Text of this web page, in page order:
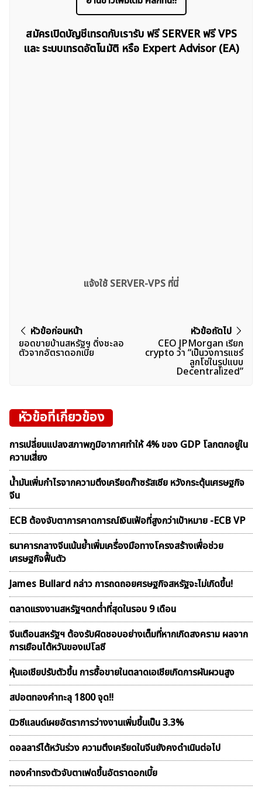
ค้นหา
สำหรับ:
สมัครเปิดบัญชีเทรดกับเรารับ ฟรี SERVER ฟรี VPS
และ ระบบเทรดอัตโนมัติ หรือ Expert Advisor (EA)
แจ้งใช้ SERVER-VPS ที่นี่
แนะแนว
เรื่อง
หัวข้อก่อนหน้า
ยอดขายบ้านสหรัฐฯ ดิ่งชะลอ
ตัวจากอัตราดอกเบี้ย
หัวข้อถัดไป
CEO JPMorgan เรียก
crypto ว่า “เป็นวงการแชร์
ลูกโซ่ในรูปแบบ
Decentralized”
หัวข้อที่เกี่ยวข้อง
การเปลี่ยนแปลงสภาพภูมิอากาศทำให้ 4% ของ GDP โลกตกอยู่ใน
ความเสี่ยง
น้ำมันเพิ่มกำไรจากความตึงเครียดก๊าซรัสเซีย หวังกระตุ้นเศรษฐกิจ
จีน
ECB ต้องจับตาการคาดการณ์เงินเฟ้อที่สูงกว่าเป้าหมาย -ECB VP
ธนาคารกลางจีนเน้นย้ำเพิ่มเครื่องมือทางโครงสร้างเพื่อช่วย
เศรษฐกิจฟื้นตัว
James Bullard กล่าว การถดถอยศรษฐกิจสหรัฐจะไม่เกิดขึ้น!
ตลาดเเรงงานสหรัฐฯตกต่ำที่สุดในรอบ 9 เดือน
จีนเตือนสหรัฐฯ ต้องรับผิดชอบอย่างเต็มที่หากเกิดสงคราม ผลจาก
การเยือนไต้หวันของเปโลซี
หุ้นเอเชียปรับตัวขึ้น การซื้อขายในตลาดเอเชียเกิดการผันผวนสูง
สปอตทองคำทะลุ 1800 จุด!!
นิวซีแลนด์เผยอัตราการว่างงานเพิ่มขึ้นเป็น 3.3%
ดอลลาร์ไต้หวันร่วง ความตึงเครียดในจีนยังคงดำเนินต่อไป
ทองคำทรงตัวจับตาเฟดขึ้นอัตราดอกเบี้ย